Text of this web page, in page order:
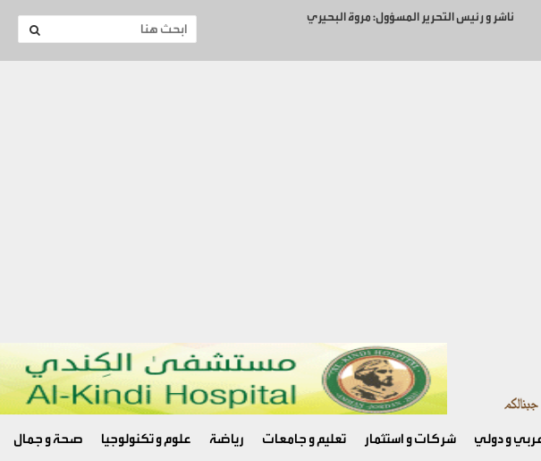
ناشر و رئيس التحرير المسؤول: مروة البحيري
و دولي شركات و استثمار تعليم و جامعات رياضة علوم و تكنولوجيا صحة و جمال